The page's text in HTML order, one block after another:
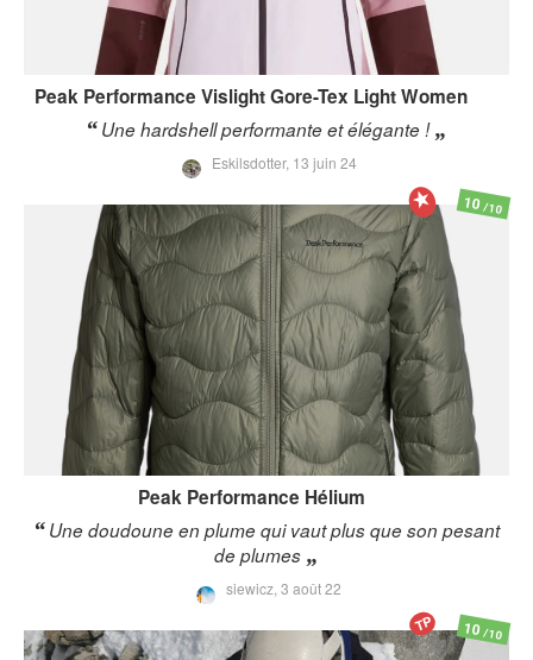
Peak Performance Vislight Gore-Tex Light Women
Une hardshell performante et élégante !
Eskilsdotter, 13 juin 24
Peak Performance Hélium
Une doudoune en plume qui vaut plus que son pesant
de plumes
siewicz, 3 août 22
10/10
10/10
TP